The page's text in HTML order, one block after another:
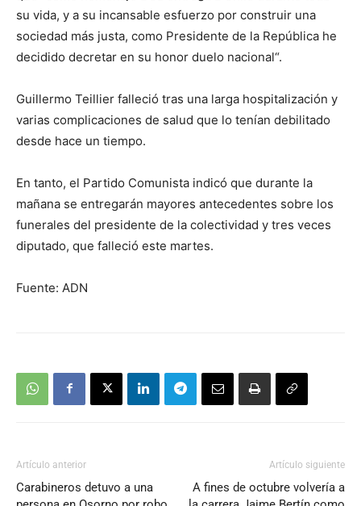
su vida, y a su incansable esfuerzo por construir una
sociedad más justa, como Presidente de la República he
decidido decretar en su honor duelo nacional“.
Guillermo Teillier falleció tras una larga hospitalización y
varias complicaciones de salud que lo tenían debilitado
desde hace un tiempo.
En tanto, el Partido Comunista indicó que durante la
mañana se entregarán mayores antecedentes sobre los
funerales del presidente de la colectividad y tres veces
diputado, que falleció este martes.
Fuente: ADN
Artículo anterior
Carabineros detuvo a una
Artículo siguiente
A fines de octubre volvería a